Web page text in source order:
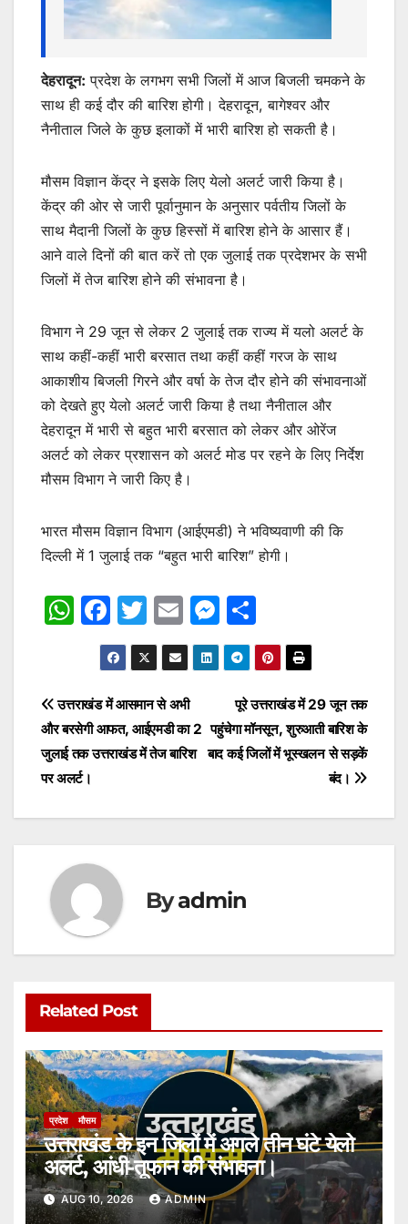
देहरादून: प्रदेश के लगभग सभी जिलों में आज बिजली चमकने के
साथ ही कई दौर की बारिश होगी। देहरादून, बागेश्वर और
नैनीताल जिले के कुछ इलाकों में भारी बारिश हो सकती है।
मौसम विज्ञान केंद्र ने इसके लिए येलो अलर्ट जारी किया है।
केंद्र की ओर से जारी पूर्वानुमान के अनुसार पर्वतीय जिलों के
साथ मैदानी जिलों के कुछ हिस्सों में बारिश होने के आसार हैं।
आने वाले दिनों की बात करें तो एक जुलाई तक प्रदेशभर के सभी
जिलों में तेज बारिश होने की संभावना है।
विभाग ने 29 जून से लेकर 2 जुलाई तक राज्य में यलो अलर्ट के
साथ कहीं-कहीं भारी बरसात तथा कहीं कहीं गरज के साथ
आकाशीय बिजली गिरने और वर्षा के तेज दौर होने की संभावनाओं
को देखते हुए येलो अलर्ट जारी किया है तथा नैनीताल और
देहरादून में भारी से बहुत भारी बरसात को लेकर और ओरेंज
अलर्ट को लेकर प्रशासन को अलर्ट मोड पर रहने के लिए निर्देश
मौसम विभाग ने जारी किए है।
भारत मौसम विज्ञान विभाग (आईएमडी) ने भविष्यवाणी की कि
दिल्ली में 1 जुलाई तक “बहुत भारी बारिश” होगी।
W
s
A
p
p
F
a
c
e
b
o
k
T
w
itt
er
E
m
ai
l
M
e
s
s
e
n
er
h
ar
e
Post
navigation
पूरे उत्तराखंड में 29 जून तक
पहुंचेगा मॉनसून, शुरुआती बारिश के
बाद कई जिलों में भूस्खलन से सड़कें
बंद।
उत्तराखंड में आसमान से अभी
और बरसेगी आफत, आईएमडी का 2
जुलाई तक उत्तराखंड में तेज बारिश
पर अलर्ट।
Byadmin
Related Post
प्रदेश मौसम
उत्तराखंड के इन जिलों में अगले तीन घंटे येलो
अलर्ट, आंधी-तूफान की संभावना।
AUG 10, 2026 ADMIN